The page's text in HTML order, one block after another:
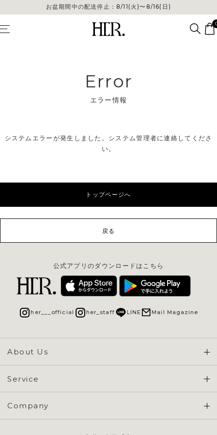
お盆期間中の配送停止：8/11(火)〜8/16(日)
Error
エラー情報
システムエラーが発生しました。システム管理者に連絡してくださ
い。
戻る
トップページへ
About Us
Concept & Overview
Service
会員登録 / ログイン
ご利用ガイド
Company
公式アプリのダウンロードはこちら
her___official her_staff LINE Mail Magazine